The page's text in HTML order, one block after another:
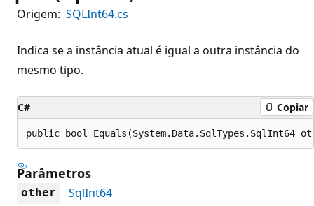
Origem: SQLInt64.cs
Indica se a instância atual é igual a outra instância do
mesmo tipo.
C# Copiar
public bool Equals(System.Data.SqlTypes.SqlInt64
Parâmetros
other
SqlInt64